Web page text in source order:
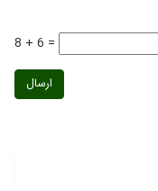
8 + 6 =
ارسال